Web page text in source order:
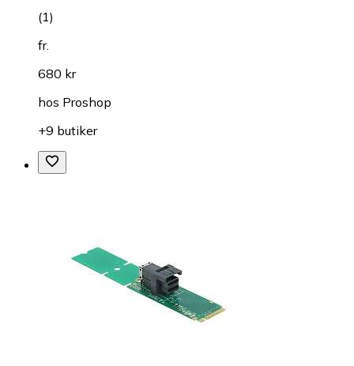
(1)
fr.
680 kr
hos Proshop
+9 butiker